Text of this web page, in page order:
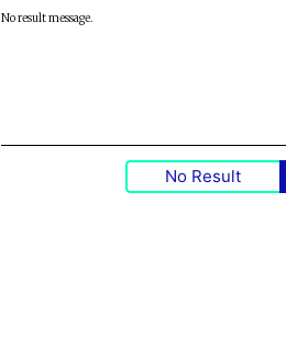
No result message.
No Result